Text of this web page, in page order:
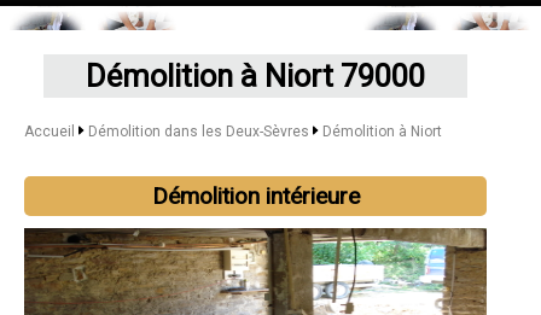
Démolition à Niort 79000
Accueil Démolition dans les Deux-Sèvres Démolition à Niort
Démolition intérieure